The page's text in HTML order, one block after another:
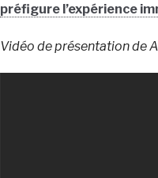
préfigure l’expérience
Vidéo de présentation de